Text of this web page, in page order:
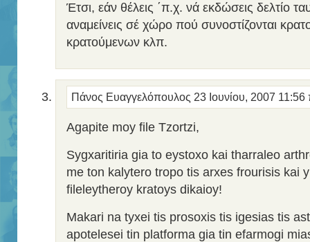
Έτσι, εάν θέλεις ΄π.χ. νά εκδώσεις δελτίο
αναμείνεις σέ χώρο πού συνοστίζονται
κρατούμενων κλπ.
Πάνος Ευαγγελόπουλος 23 Ιουνίου, 2007
Agapite moy file Tzortzi,
Sygxaritiria gia to eystoxo kai tharraleo
me ton kalytero tropo tis arxes frourisis kai
fileleytheroy kratoys dikaioy!
Makari na tyxei tis prosoxis tis igesias tis
apotelesei tin platforma gia tin efarmogi